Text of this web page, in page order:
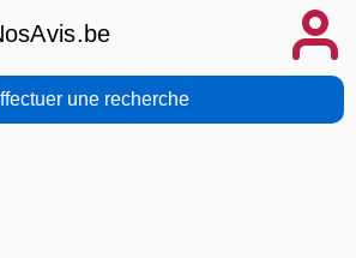
une recherche